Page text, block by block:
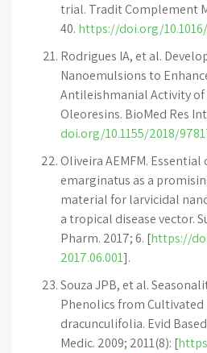
trial. Tradit Complement
40. https://doi.org/
Rodrigues IA, et al.
Nanoemulsions to
Antileishmanial Activity of
Oleoresins. BioMed Res
doi.org/10.1155/2018/
Oliveira AEMFM.
emarginatus as a
material for larvicidal
a tropical disease vector.
Pharm. 2017; 6. [https://
2017.06.001].
Souza JPB, et al.
Phenolics from Cultivated
dracunculifolia. Evid
Medic. 2009; 2011(8): [